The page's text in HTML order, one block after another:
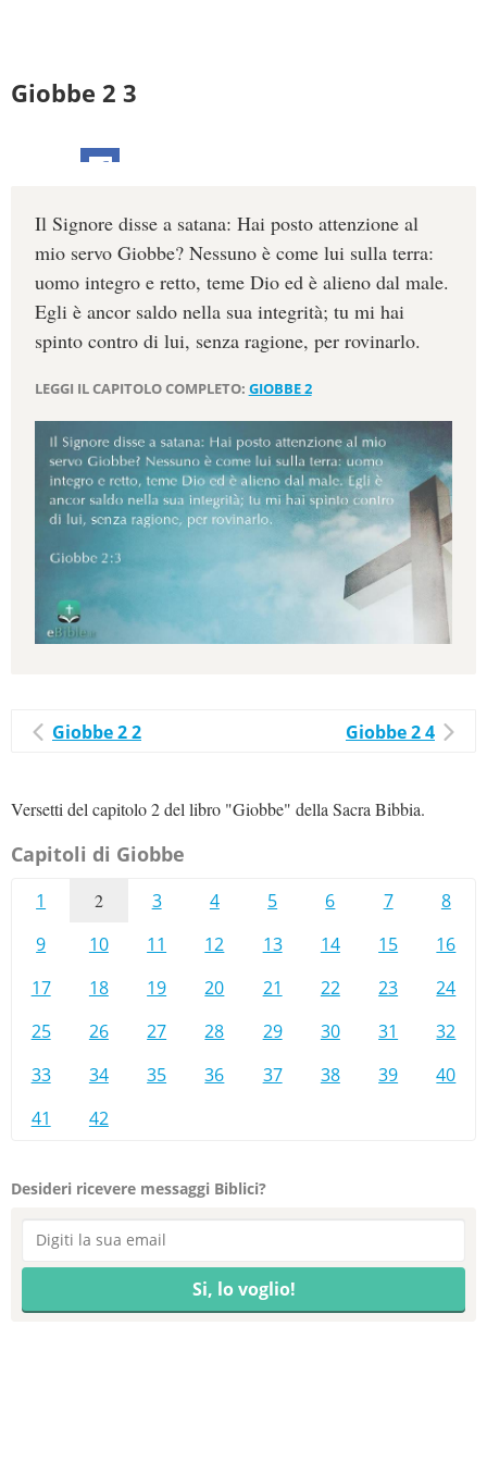
Giobbe 2 3
Il Signore disse a satana: Hai posto attenzione al
mio servo Giobbe? Nessuno è come lui sulla terra:
uomo integro e retto, teme Dio ed è alieno dal male.
Egli è ancor saldo nella sua integrità; tu mi hai
spinto contro di lui, senza ragione, per rovinarlo.
LEGGI IL CAPITOLO COMPLETO: GIOBBE 2
Giobbe 2 2 Giobbe 2 4
Versetti del capitolo 2 del libro "Giobbe" della Sacra Bibbia.
Capitoli di Giobbe
1 2 3 4 5 6 7
8
9
10 11 12 13 14 15
16
17
18 19 20 21 22 23
24
25
26 27 28 29 30 31
32
33
34 35 36 37 38 39
40
41
42
Desideri ricevere messaggi Biblici?